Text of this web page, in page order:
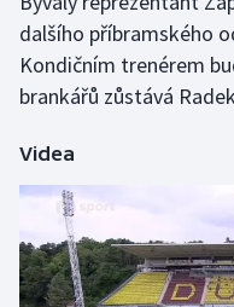
Moderní pětiboj
Parasport
Plavání
dalšího příbramského
Kondičním trenérem
brankářů zůstává
Videa